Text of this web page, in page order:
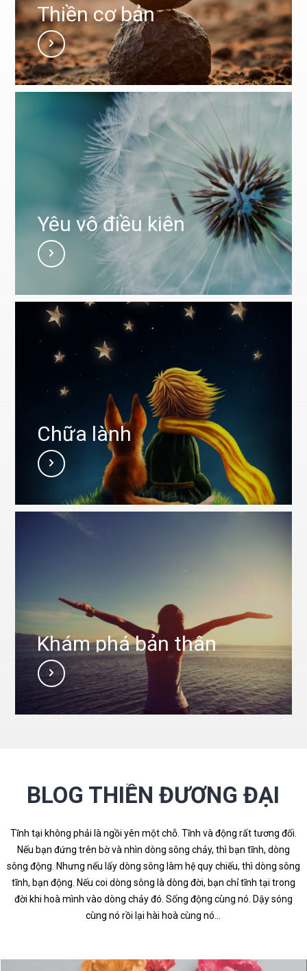
Thiền cơ bản
Yêu vô điều kiện
Chữa lành
Khám phá bản thân
BLOG THIỀN ĐƯƠNG ĐẠI
Tĩnh tại không phải là ngồi yên một chỗ. Tĩnh và động rất tương đối.
Nếu bạn đứng trên bờ và nhìn dòng sông chảy, thì bạn tĩnh, dòng
sông động. Nhưng nếu lấy dòng sông làm hệ quy chiếu, thì dòng sông
tĩnh, bạn động. Nếu coi dòng sông là dòng đời, bạn chỉ tĩnh tại trong
đời khi hoà mình vào dòng chảy đó. Sống động cùng nó. Dậy sóng
cùng nó rồi lại hài hoà cùng nó…